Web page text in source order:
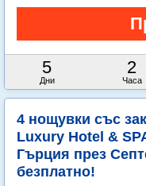
5
Дни
2
Часа
4 нощувки със
Luxury Hotel &
Гърция през
безплатно!